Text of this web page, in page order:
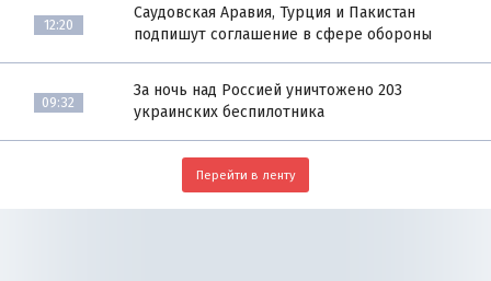
12:20
Саудовская Аравия, Турция и Пакистан
подпишут соглашение в сфере обороны
09:32
За ночь над Россией уничтожено 203
украинских беспилотника
Перейти в ленту